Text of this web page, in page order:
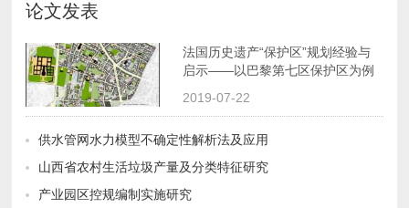
论文发表
启示——以巴黎第七区保护区为例
2019-07-22
供水管网水力模型不确定性解析法及应用
山西省农村生活垃圾产量及分类特征研究
产业园区控规编制实施研究